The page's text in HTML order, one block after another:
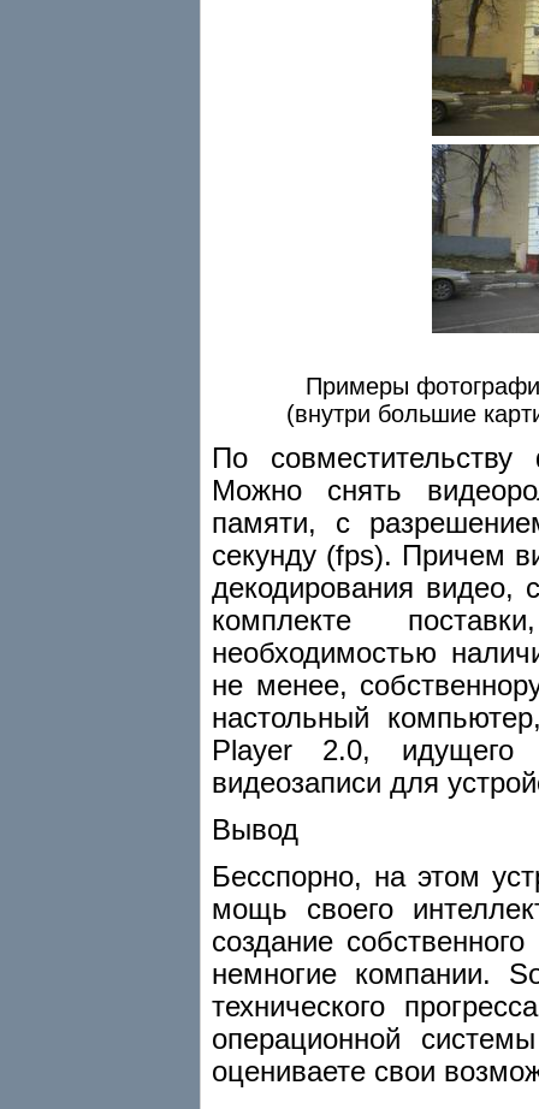
Примеры
(внутри большие
По
Можно снять
памяти, с
секунду (fps). Причем
декодирования видео,
комплекте
необходимостью
не менее,
настольный
Player 2.0, идущего
видеозаписи для
Вывод
Бесспорно, на этом
мощь своего
создание
немногие компании.
технического
операционной
оцениваете свои